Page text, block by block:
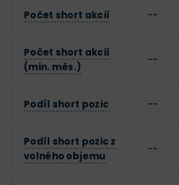
Počet short akcií --
Počet short akcií
(min. měs.)
--
Podíl short pozic --
Podíl short pozic z
volného objemu
--